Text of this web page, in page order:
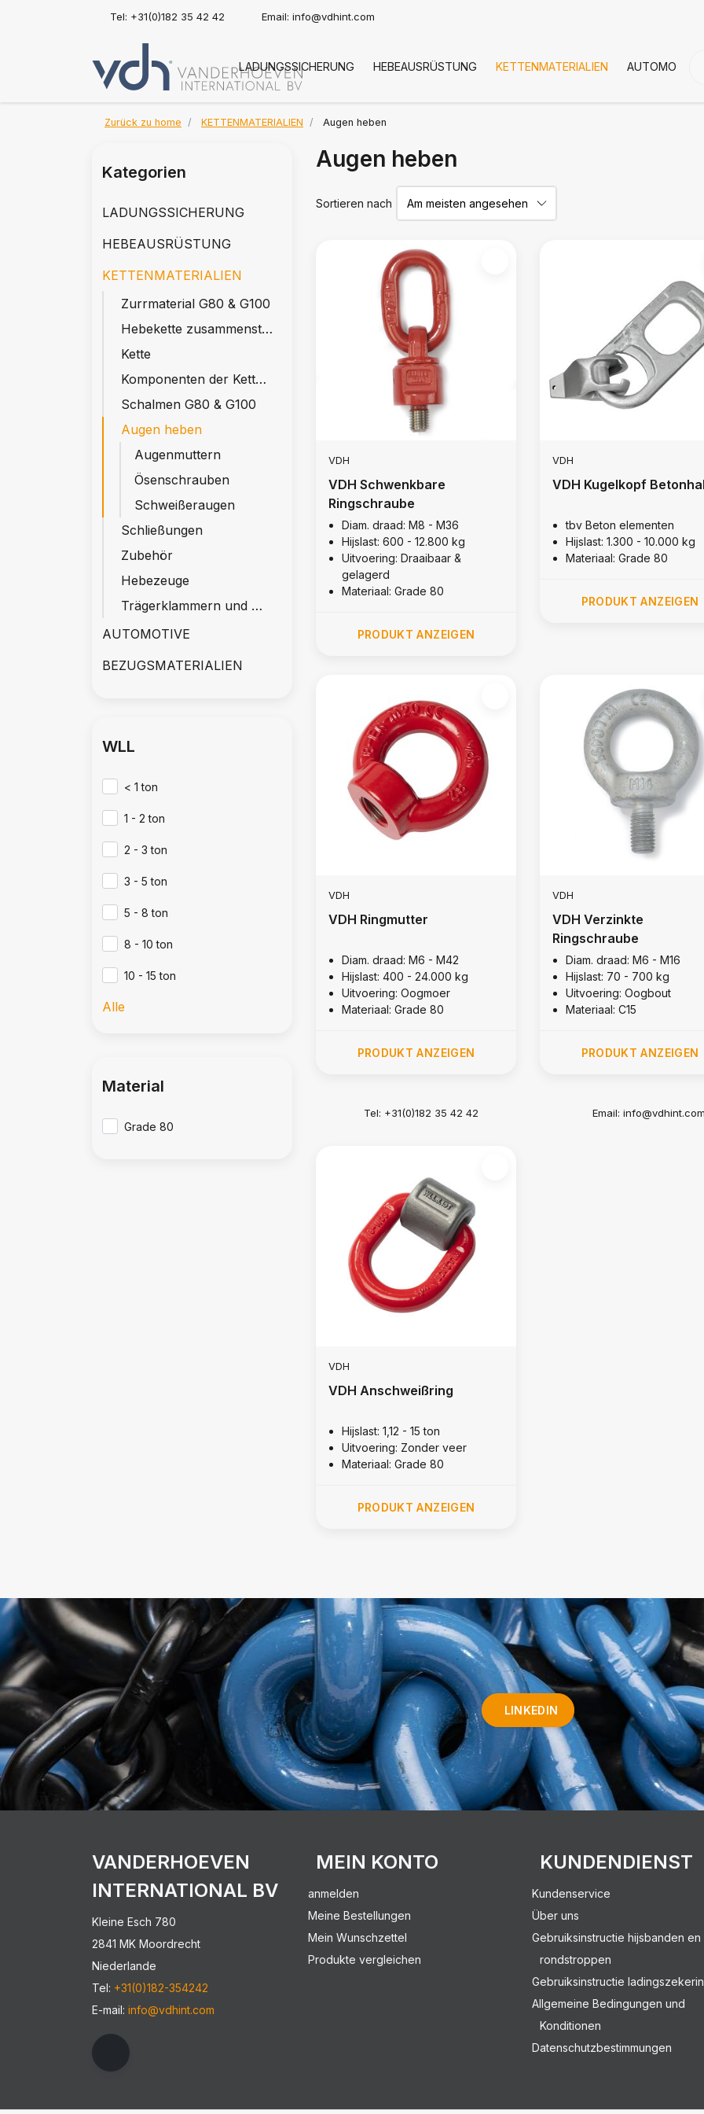
Tel: +31(0)182 35 42 42 Email: info@vdhint.com
LADUNGSSICHERUNG HEBEAUSRÜSTUNG KETTENMATERIALIEN AUTOMOTIVE
Zurück zu home KETTENMATERIALIEN Augen heben
Augen heben
Sortieren nach
VDH
VDH Schwenkbare
Ringschraube
Diam. draad: M8 - M36
Hijslast: 600 - 12.800 kg
Uitvoering: Draaibaar &
gelagerd
Materiaal: Grade 80
PRODUKT ANZEIGEN
VDH
VDH Kugelkopf
tbv Beton elementen
Hijslast: 1.300 - 10.000 kg
Materiaal: Grade 80
PRODUKT ANZEIGEN
VDH
VDH Ringmutter
Diam. draad: M6 - M42
Hijslast: 400 - 24.000 kg
Uitvoering: Oogmoer
Materiaal: Grade 80
PRODUKT ANZEIGEN
VDH
VDH Verzinkte
Ringschraube
Diam. draad: M6 - M16
Hijslast: 70 - 700 kg
Uitvoering: Oogbout
Materiaal: C15
PRODUKT ANZEIGEN
Tel: +31(0)182 35 42 42 Email:
VDH
VDH Anschweißring
Hijslast: 1,12 - 15 ton
Uitvoering: Zonder veer
Materiaal: Grade 80
PRODUKT ANZEIGEN
Kategorien
LADUNGSSICHERUNG
HEBEAUSRÜSTUNG
KETTENMATERIALIEN
Zurrmaterial G80 & G100
Hebekette zusammenstellen G80 & G100
Kette
Komponenten der Kette G80 & G100
Schalmen G80 & G100
Augen heben
Augenmuttern
Ösenschrauben
Schweißeraugen
Schließungen
Zubehör
Hebezeuge
Trägerklammern und Wagen
AUTOMOTIVE
BEZUGSMATERIALIEN
WLL
< 1 ton
1 - 2 ton
2 - 3 ton
3 - 5 ton
5 - 8 ton
8 - 10 ton
10 - 15 ton
Alle
Material
Grade 80
LINKEDIN
VANDERHOEVEN
INTERNATIONAL BV
Kleine Esch 780
2841 MK Moordrecht
Niederlande
Tel: +31(0)182-354242
E-mail: info@vdhint.com
MEIN KONTO
anmelden
Meine Bestellungen
Mein Wunschzettel
Produkte vergleichen
KUNDENDIENST
Kundenservice
Über uns
Gebruiksinstructie hijsbanden en
rondstroppen
Gebruiksinstructie
Allgemeine Bedingungen und
Konditionen
Datenschutzbestimmungen